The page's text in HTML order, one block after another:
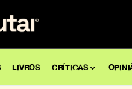
LIVROS CRÍTICAS